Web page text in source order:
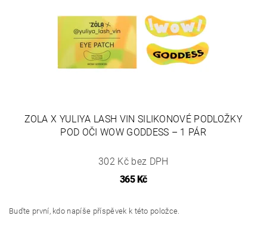
ZOLA X YULIYA LASH VIN SILIKONOVÉ PODLOŽKY
POD OČI WOW GODDESS – 1 PÁR
302 Kč bez DPH
365 Kč
Buďte první, kdo napíše příspěvek k této položce.